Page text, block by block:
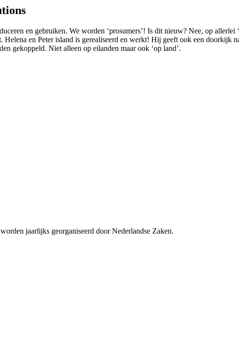
en gebruiken. We worden ‘prosumers’! Is dit nieuw? Nee, op allerlei
Helena en Peter island is gerealiseerd en werkt! Hij geeft ook een doorkijk
gekoppeld. Niet alleen op eilanden maar ook ‘op land’.
jaarlijks georganiseerd door Nederlandse Zaken.